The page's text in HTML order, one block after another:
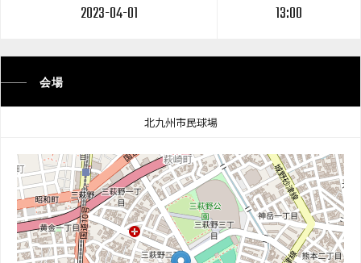
2023-04-01 13:00
会場
北九州市民球場